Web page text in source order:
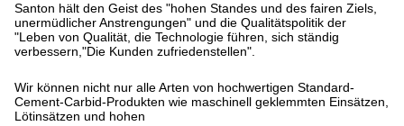
Santon hält den Geist des "hohen Standes und des fairen Ziels,
unermüdlicher Anstrengungen" und die Qualitätspolitik der
"Leben von Qualität, die Technologie führen, sich ständig
verbessern,"Die Kunden zufriedenstellen".
Wir können nicht nur alle Arten von hochwertigen Standard-
Cement-Carbid-Produkten wie maschinell geklemmten Einsätzen,
Lötinsätzen und hohen